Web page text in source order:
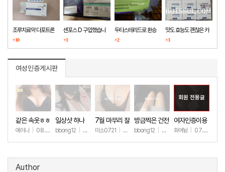
조루치료약 다포트론
구매했습니다
+10
센포스 D 구입했습니
다
+1
두타스테리드로 환승
+2
맛도 효능도 괜찮은 카
마그라
+3
여성인증게시판
같은 속옷ㅎㅎ
예이니 08.04 +63
일상샷 하나
bbong12 07.31+89
7월 마무리 잘
하세요🫶
미소0721 07.31+244
방금찍은 건전
한 일상샷
bbong12 07.28+89
회원 전용글
여자인증이용
ㅎㅎ
화여뉭 07.27
Author